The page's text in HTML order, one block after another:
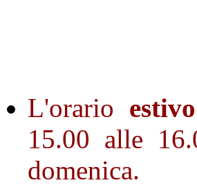
L'orario estivo
15.00 alle
domenica.